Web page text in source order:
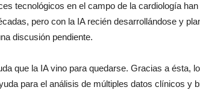
tecnológicos en el campo de la cardiología
pero con la IA recién desarrollándose y
discusión pendiente.
que la IA vino para quedarse. Gracias a ésta,
para el análisis de múltiples datos clínicos y